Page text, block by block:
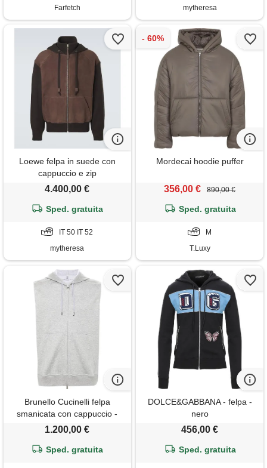
Farfetch mytheresa
Loewe felpa in suede con
cappuccio e zip
4.400,00 €
Sped. gratuita
IT 50 IT 52
mytheresa
Mordecai hoodie puffer
356,00 € 890,00 €
Sped. gratuita
M
T.Luxy
Brunello Cucinelli felpa
smanicata con cappuccio -
grigio
1.200,00 €
Sped. gratuita
DOLCE&GABBANA - felpa -
nero
456,00 €
Sped. gratuita